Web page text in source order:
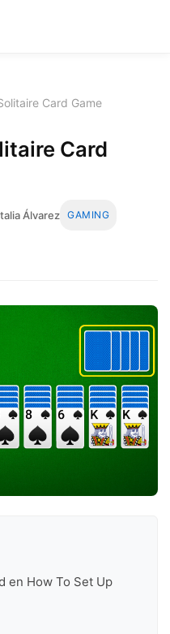
Card Game
Card
Álvarez GAMING
en How To Set Up